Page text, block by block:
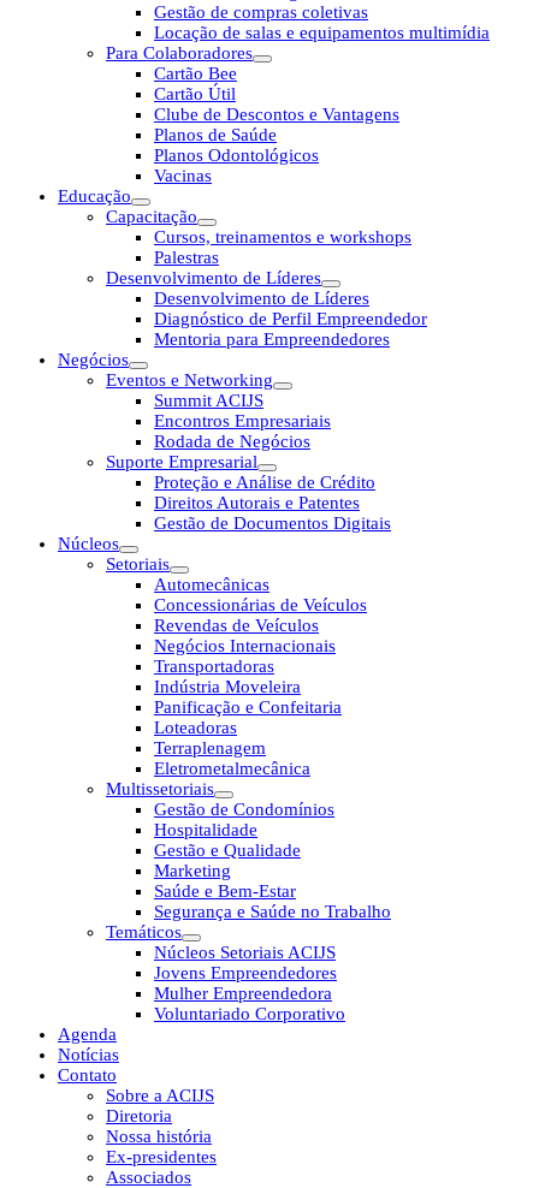
Gestão de compras coletivas
Locação de salas e equipamentos multimídia
Para Colaboradores
Cartão Bee
Cartão Útil
Clube de Descontos e Vantagens
Planos de Saúde
Planos Odontológicos
Vacinas
Educação
Capacitação
Cursos, treinamentos e workshops
Palestras
Desenvolvimento de Líderes
Desenvolvimento de Líderes
Diagnóstico de Perfil Empreendedor
Mentoria para Empreendedores
Negócios
Eventos e Networking
Summit ACIJS
Encontros Empresariais
Rodada de Negócios
Suporte Empresarial
Proteção e Análise de Crédito
Direitos Autorais e Patentes
Gestão de Documentos Digitais
Núcleos
Setoriais
Automecânicas
Concessionárias de Veículos
Revendas de Veículos
Negócios Internacionais
Transportadoras
Indústria Moveleira
Panificação e Confeitaria
Loteadoras
Terraplenagem
Eletrometalmecânica
Multissetoriais
Gestão de Condomínios
Hospitalidade
Gestão e Qualidade
Marketing
Saúde e Bem-Estar
Segurança e Saúde no Trabalho
Temáticos
Núcleos Setoriais ACIJS
Jovens Empreendedores
Mulher Empreendedora
Voluntariado Corporativo
Agenda
Notícias
Contato
Sobre a ACIJS
Diretoria
Nossa história
Ex-presidentes
Associados